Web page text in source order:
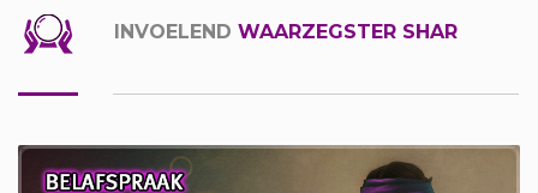
INVOELEND WAARZEGSTER SHAR